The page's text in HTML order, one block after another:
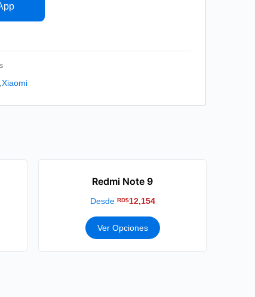
Xiaomi
Redmi Note 9
Desde RD$12,154
Ver Opciones